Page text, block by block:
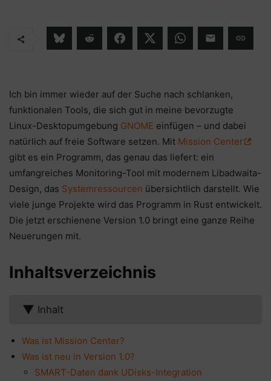
Ich bin immer wieder auf der Suche nach schlanken,
funktionalen Tools, die sich gut in meine bevorzugte
Linux-Desktopumgebung GNOME einfügen – und dabei
natürlich auf freie Software setzen. Mit Mission Center
gibt es ein Programm, das genau das liefert: ein
umfangreiches Monitoring-Tool mit modernem Libadwaita-
Design, das Systemressourcen übersichtlich darstellt. Wie
viele junge Projekte wird das Programm in Rust entwickelt.
Die jetzt erschienene Version 1.0 bringt eine ganze Reihe
Neuerungen mit.
Inhaltsverzeichnis
▼ Inhalt
Was ist Mission Center?
Was ist neu in Version 1.0?
SMART-Daten dank UDisks-Integration